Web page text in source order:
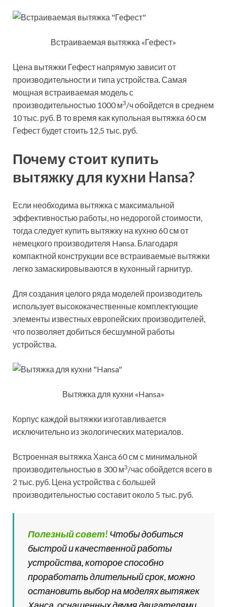
Встраиваемая вытяжка «Гефест»
Цена вытяжки Гефест напрямую зависит от
производительности и типа устройства. Самая
мощная встраиваемая модель с
производительностью 1000 м3/ч обойдется в среднем
10 тыс. руб. В то время как купольная вытяжка 60 см
Гефест будет стоить 12,5 тыс. руб.
Почему стоит купить
вытяжку для кухни Hansa?
Если необходима вытяжка с максимальной
эффективностью работы, но недорогой стоимости,
тогда следует купить вытяжку на кухню 60 см от
немецкого производителя Hansa. Благодаря
компактной конструкции все встраиваемые вытяжки
легко замаскировываются в кухонный гарнитур.
Для создания целого ряда моделей производитель
использует высококачественные комплектующие
элементы известных европейских производителей,
что позволяет добиться бесшумной работы
устройства.
Вытяжка для кухни «Hansa»
Корпус каждой вытяжки изготавливается
исключительно из экологических материалов.
Встроенная вытяжка Ханса 60 см с минимальной
производительностью в 300 м3/час обойдется всего в
2 тыс. руб. Цена устройства с большей
производительностью составит около 5 тыс. руб.
Полезный совет! Чтобы добиться
быстрой и качественной работы
устройства, которое способно
проработать длительный срок, можно
остановить выбор на моделях вытяжек